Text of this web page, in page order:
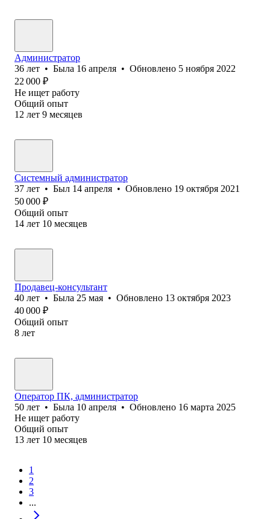
Администратор
36 лет • Была 16 апреля • Обновлено 5 ноября 2022
22 000 ₽
Не ищет работу
Общий опыт
12 лет 9 месяцев
Системный администратор
37 лет • Был 14 апреля • Обновлено 19 октября 2021
50 000 ₽
Общий опыт
14 лет 10 месяцев
Продавец-консультант
40 лет • Была 25 мая • Обновлено 13 октября 2023
40 000 ₽
Общий опыт
8 лет
Оператор ПК, администратор
50 лет • Была 10 апреля • Обновлено 16 марта 2025
Не ищет работу
Общий опыт
13 лет 10 месяцев
1
2
3
...